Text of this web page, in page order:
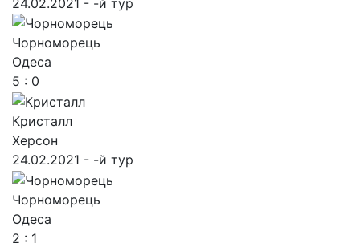
Чорноморець
Одеса
5 : 0
Кристалл
Херсон
24.02.2021 - -й тур
Чорноморець
Одеса
2 : 1